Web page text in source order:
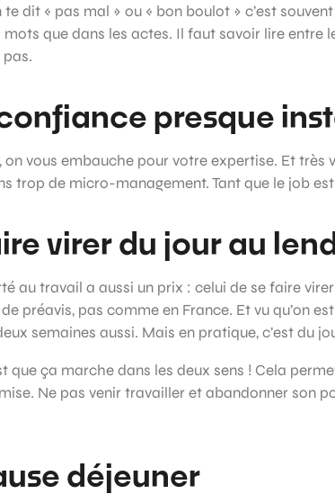
te dit « pas mal » ou « bon boulot » c’est
que dans les actes. Il faut savoir lire entre
presque
vous embauche pour votre expertise. Et très
trop de micro-management. Tant que le job
virer du jour au
au travail a aussi un prix : celui de se faire
préavis, pas comme en France. Et vu qu’on
semaines aussi. Mais en pratique, c’est du
que ça marche dans les deux sens ! Cela
Ne pas venir travailler et abandonner son
déjeuner